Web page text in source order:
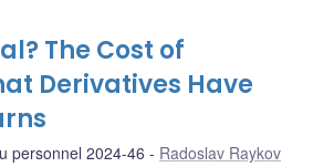
The Cost of
Derivatives Have
personnel 2024-46 Radoslav Raykov